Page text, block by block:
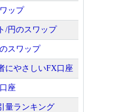
ップ
/円のスワップ
スワップ
にやさしいFX口座
座
量ランキング